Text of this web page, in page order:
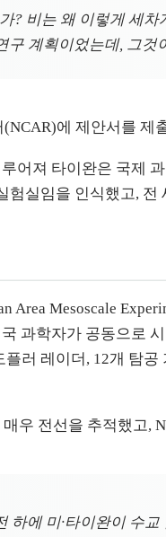
? 비는 왜 이렇게 세
계획이었는데, 그것
에 제안서를
어져 타이완은 국제
실임을 인식했고,
Area Mesoscale
과학자가 공동으로
러 레이더, 12개 탐
우 전선을 추적했고,
에 미·타이완이 수